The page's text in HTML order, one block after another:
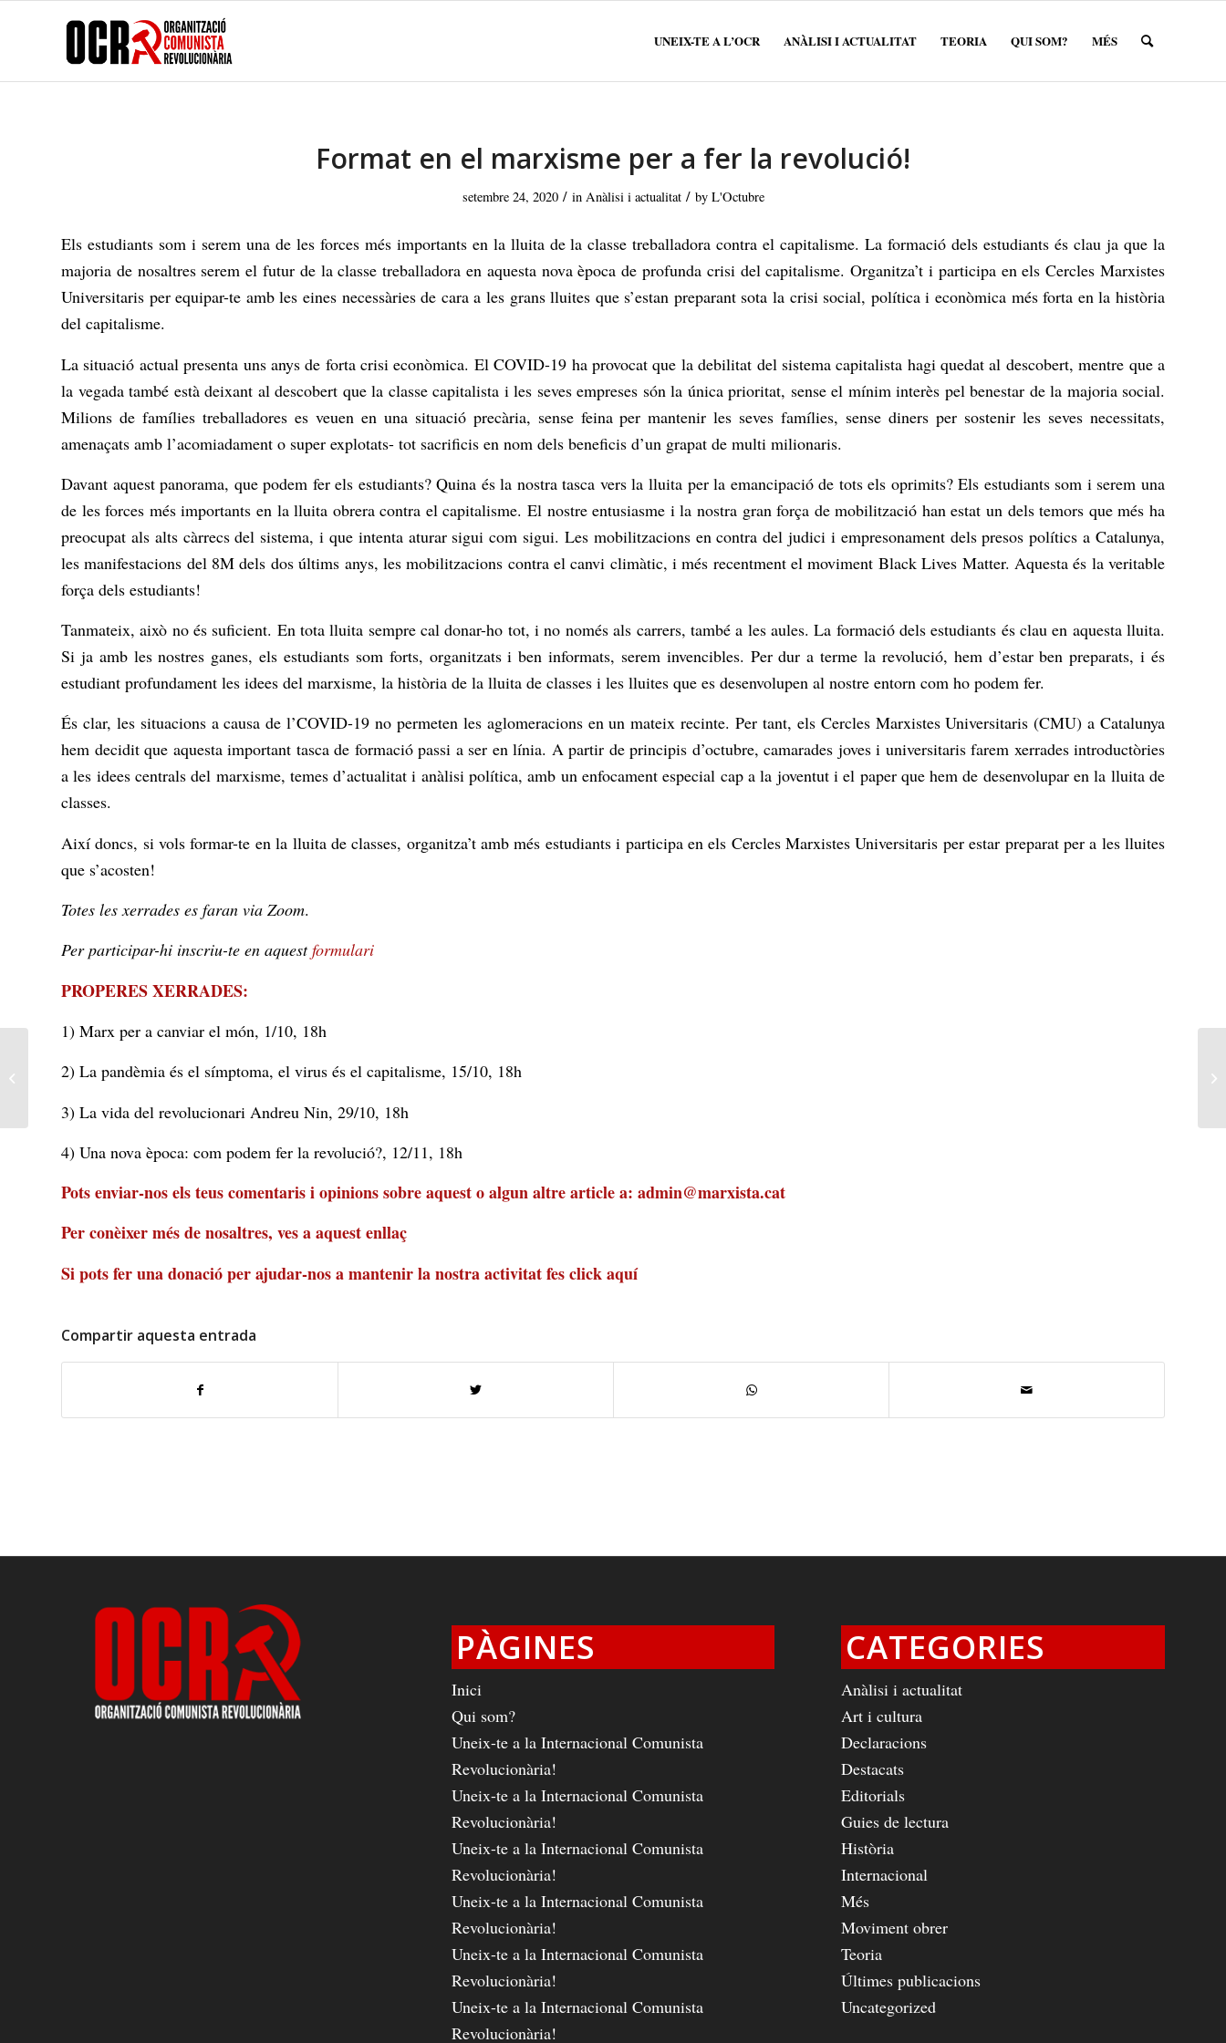
UNEIX-TE A L’OCR ANÀLISI I ACTUALITAT TEORIA QUI SOM? MÉS
Format en el marxisme per a fer la revolució!
setembre 24, 2020 / in Anàlisi i actualitat / by L'Octubre
Els estudiants som i serem una de les forces més importants en la lluita de la classe treballadora contra el capitalisme. La formació dels estudiants és clau ja que la
majoria de nosaltres serem el futur de la classe treballadora en aquesta nova època de profunda crisi del capitalisme. Organitza’t i participa en els Cercles Marxistes
Universitaris per equipar-te amb les eines necessàries de cara a les grans lluites que s’estan preparant sota la crisi social, política i econòmica més forta en la història
del capitalisme.
La situació actual presenta uns anys de forta crisi econòmica. El COVID-19 ha provocat que la debilitat del sistema capitalista hagi quedat al descobert, mentre que a
la vegada també està deixant al descobert que la classe capitalista i les seves empreses són la única prioritat, sense el mínim interès pel benestar de la majoria social.
Milions de famílies treballadores es veuen en una situació precària, sense feina per mantenir les seves famílies, sense diners per sostenir les seves necessitats,
amenaçats amb l’acomiadament o super explotats- tot sacrificis en nom dels beneficis d’un grapat de multi milionaris.
Davant aquest panorama, que podem fer els estudiants? Quina és la nostra tasca vers la lluita per la emancipació de tots els oprimits? Els estudiants som i serem una
de les forces més importants en la lluita obrera contra el capitalisme. El nostre entusiasme i la nostra gran força de mobilització han estat un dels temors que més ha
preocupat als alts càrrecs del sistema, i que intenta aturar sigui com sigui. Les mobilitzacions en contra del judici i empresonament dels presos polítics a Catalunya,
les manifestacions del 8M dels dos últims anys, les mobilitzacions contra el canvi climàtic, i més recentment el moviment Black Lives Matter. Aquesta és la veritable
força dels estudiants!
Tanmateix, això no és suficient. En tota lluita sempre cal donar-ho tot, i no només als carrers, també a les aules. La formació dels estudiants és clau en aquesta lluita.
Si ja amb les nostres ganes, els estudiants som forts, organitzats i ben informats, serem invencibles. Per dur a terme la revolució, hem d’estar ben preparats, i és
estudiant profundament les idees del marxisme, la història de la lluita de classes i les lluites que es desenvolupen al nostre entorn com ho podem fer.
És clar, les situacions a causa de l’COVID-19 no permeten les aglomeracions en un mateix recinte. Per tant, els Cercles Marxistes Universitaris (CMU) a Catalunya
hem decidit que aquesta important tasca de formació passi a ser en línia. A partir de principis d’octubre, camarades joves i universitaris farem xerrades introductòries
a les idees centrals del marxisme, temes d’actualitat i anàlisi política, amb un enfocament especial cap a la joventut i el paper que hem de desenvolupar en la lluita de
classes.
Així doncs, si vols formar-te en la lluita de classes, organitza’t amb més estudiants i participa en els Cercles Marxistes Universitaris per estar preparat per a les lluites
que s’acosten!
Totes les xerrades es faran via Zoom.
Per participar-hi inscriu-te en aquestformulari
PROPERES XERRADES:
1) Marx per a canviar el món, 1/10, 18h
2) La pandèmia és el símptoma, el virus és el capitalisme, 15/10, 18h
3) La vida del revolucionari Andreu Nin, 29/10, 18h
4) Una nova època: com podem fer la revolució?, 12/11, 18h
Pots enviar-nos els teus comentaris i opinions sobre aquest o algun altre article a: admin@marxista.cat
Per conèixer més de nosaltres, ves aaquest enllaç
Si pots fer una donació per ajudar-nos a mantenir la nostra activitatfes click aquí
Compartir aquesta entrada
PÀGINES
Inici
Qui som?
Uneix-te a la Internacional Comunista
Revolucionària!
Uneix-te a la Internacional Comunista
Revolucionària!
Uneix-te a la Internacional Comunista
Revolucionària!
Uneix-te a la Internacional Comunista
Revolucionària!
Uneix-te a la Internacional Comunista
Revolucionària!
Uneix-te a la Internacional Comunista
Revolucionària!
CATEGORIES
Anàlisi i actualitat
Art i cultura
Declaracions
Destacats
Editorials
Guies de lectura
Història
Internacional
Més
Moviment obrer
Teoria
Últimes publicacions
Uncategorized
Inici desastrós del curs escolar- unificar